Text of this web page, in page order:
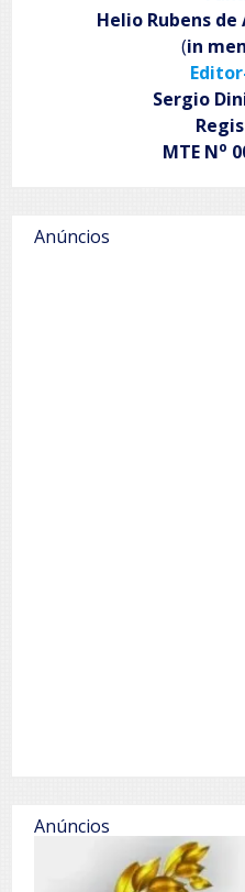
Helio Rubens
(in
Sergio
MTE No
Anúncios
Anúncios